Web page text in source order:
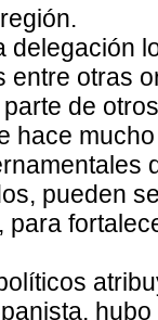
delegación
entre otras
de
hace
pueden